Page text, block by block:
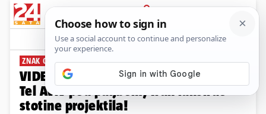
PRIJAVA
News Komentari
ZNAK OSVETE
VIDEO Pogledajte trenutak odmazde!
Tel Aviv pod paljbom, Iran lansirao
stotine projektila!